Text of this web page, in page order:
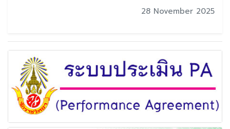
28 November 2025